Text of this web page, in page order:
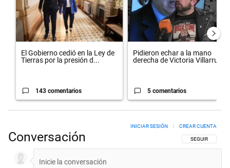
El Gobierno cedió en la Ley de
Tierras por la presión d...
143 comentarios
Pidieron echar a la mano
derecha de Victoria Villarruel...
5 comentarios
Conversación SIGA ESTA
SEGUIR
INICIAR SESIÓN | CREAR CUENTA